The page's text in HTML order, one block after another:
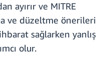
ayırır ve MITRE
ve düzeltme önerileri
sağlarken yanlış
olur.